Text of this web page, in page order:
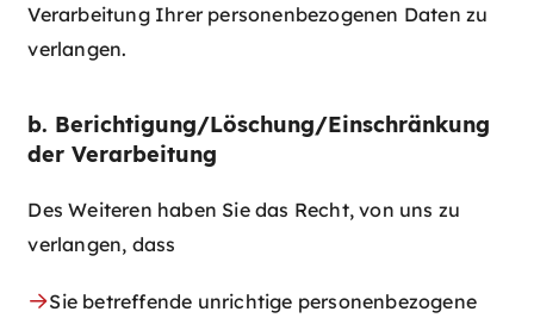
Verarbeitung Ihrer personenbezogenen Daten zu
verlangen.
b. Berichtigung/Löschung/Einschränkung
der Verarbeitung
Des Weiteren haben Sie das Recht, von uns zu
verlangen, dass
Sie betreffende unrichtige personenbezogene